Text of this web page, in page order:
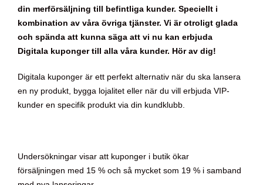
din merförsäljning till befintliga kunder. Speciellt i
kombination av våra övriga tjänster. Vi är otroligt glada
och spända att kunna säga att vi nu kan erbjuda
Digitala kuponger till alla våra kunder. Hör av dig!
Digitala kuponger är ett perfekt alternativ när du ska lansera
en ny produkt, bygga lojalitet eller när du vill erbjuda VIP-
kunder en specifik produkt via din kundklubb.​
Undersökningar visar att kuponger i butik ökar
försäljningen med 15 % och så mycket som 19 % i samband